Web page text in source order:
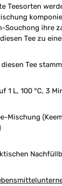
Teesorten
Souchong ihre
Tee zu
Tee
1 L, 100 °C, 3
Mischung